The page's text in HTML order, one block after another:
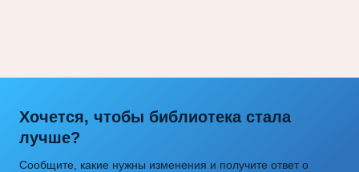
Хочется, чтобы библиотека стала
лучше?
Сообщите, какие нужны изменения и получите ответ о